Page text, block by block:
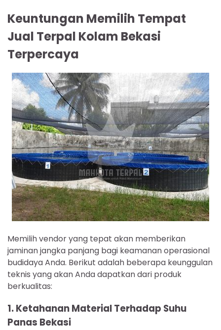
Keuntungan Memilih Tempat
Jual Terpal Kolam Bekasi
Terpercaya
Memilih vendor yang tepat akan memberikan
jaminan jangka panjang bagi keamanan operasional
budidaya Anda. Berikut adalah beberapa keunggulan
teknis yang akan Anda dapatkan dari produk
berkualitas:
1. Ketahanan Material Terhadap Suhu
Panas Bekasi